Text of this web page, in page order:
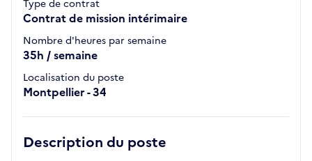
Type de contrat
Contrat de mission intérimaire
Nombre d'heures par semaine
35h / semaine
Localisation du poste
Montpellier - 34
Description du poste